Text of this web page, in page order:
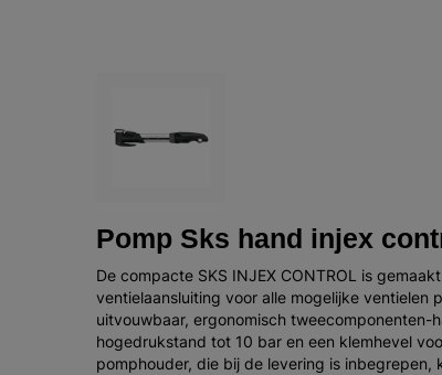
Pomp Sks hand injex
De compacte SKS INJEX CONTROL is
ventielaansluiting voor alle mogelijke ventielen
uitvouwbaar, ergonomisch
hogedrukstand tot 10 bar en een klemhevel
pomphouder, die bij de levering is